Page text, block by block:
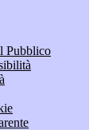
Pubblico